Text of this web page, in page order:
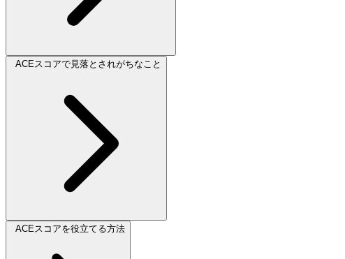
ACEスコアで見落とされがちなこと
ACEスコアを役立てる方法